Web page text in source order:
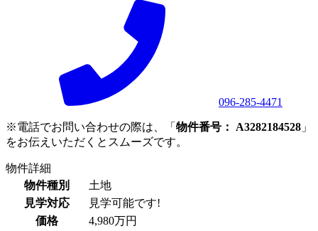
096-285-4471
※電話でお問い合わせの際は、「 物件番号： A3282184528 」
をお伝えいただくとスムーズです。
物件詳細
物件種別
土地
見学対応
見学可能です!
価格
4,980万円